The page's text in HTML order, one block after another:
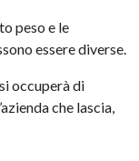
peso e le
essere diverse.
occuperà di
che lascia,